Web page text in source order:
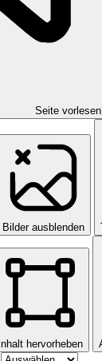
Seite vorlesen
Bilder ausblenden
Inhalt hervorheben